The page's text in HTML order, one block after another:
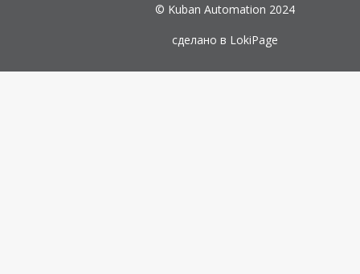
© Kuban Automation 2024
сделано в LokiPage